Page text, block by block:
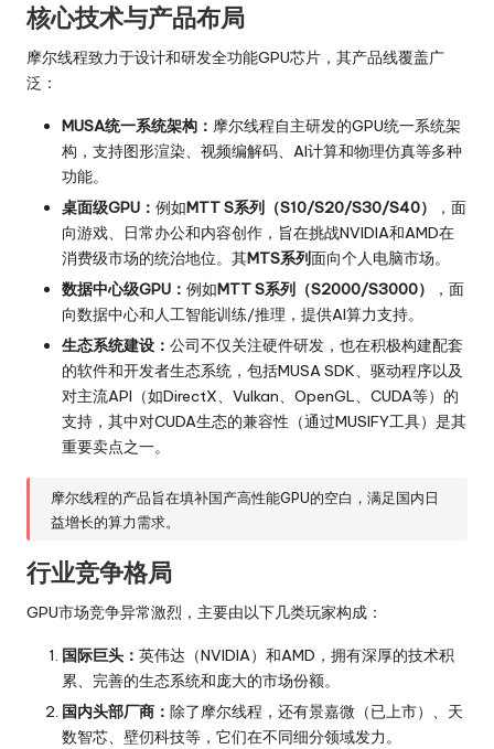
核心技术与产品布局
摩尔线程致力于设计和研发全功能GPU芯片，其产品线覆盖广
泛：
MUSA统一系统架构： 摩尔线程自主研发的GPU统一系统架
构，支持图形渲染、视频编解码、AI计算和物理仿真等多种
功能。
桌面级GPU： 例如MTT S系列（S10/S20/S30/S40）
，面
向游戏、日常办公和内容创作，旨在挑战NVIDIA和AMD在
消费级市场的统治地位。其MTS系列面向个人电脑市场。
数据中心级GPU： 例如MTT S系列（S2000/S3000）
，面
向数据中心和人工智能训练/推理，提供AI算力支持。
生态系统建设： 公司不仅关注硬件研发，也在积极构建配套
的软件和开发者生态系统，包括MUSA SDK、驱动程序以及
对主流API（如DirectX、Vulkan、OpenGL、CUDA等）的
支持，其中对CUDA生态的兼容性（通过MUSIFY工具）是其
重要卖点之一。
摩尔线程的产品旨在填补国产高性能GPU的空白，满足国内日
益增长的算力需求。
行业竞争格局
GPU市场竞争异常激烈，主要由以下几类玩家构成：
国际巨头： 英伟达（NVIDIA）和AMD，拥有深厚的技术积
累、完善的生态系统和庞大的市场份额。
国内头部厂商： 除了摩尔线程，还有景嘉微（已上市）、天
数智芯、壁仞科技等，它们在不同细分领域发力。